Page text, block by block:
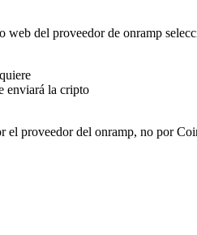
web del proveedor de onramp
enviará la cripto
el proveedor del onramp, no por